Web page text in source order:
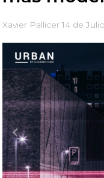
Xavier Pallicer 14 de